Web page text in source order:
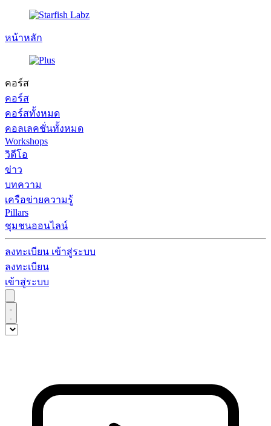
หน้าหลัก
คอร์ส
คอร์ส
คอร์สทั้งหมด
คอลเลคชั่นทั้งหมด
Workshops
วิดีโอ
ข่าว
บทความ
เครือข่ายความรู้
Pillars
ชุมชนออนไลน์
ลงทะเบียน เข้าสู่ระบบ
ลงทะเบียน
เข้าสู่ระบบ